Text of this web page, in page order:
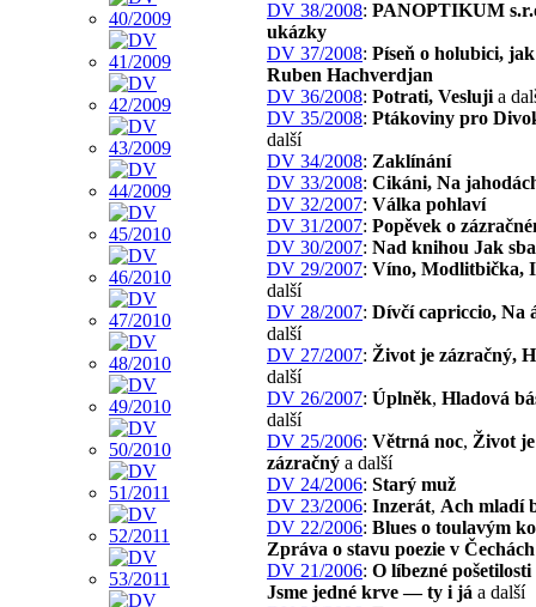
DV 38/2008: PANOPTIKUM
ukázky
DV 37/2008: Píseň o holubici,
Ruben Hachverdjan
DV 36/2008: Potrati, Vesluji a
DV 35/2008: Ptákoviny pro
další
DV 34/2008: Zaklínání
DV 33/2008: Cikáni, Na
DV 32/2007: Válka pohlaví
DV 31/2007: Popěvek o
DV 30/2007: Nad knihou Jak
DV 29/2007: Víno, Modlitbička,
další
DV 28/2007: Dívčí capriccio, Na
další
DV 27/2007: Život je zázračný,
další
DV 26/2007: Úplněk, Hladová
další
DV 25/2006: Větrná noc, Život je
zázračný a další
DV 24/2006: Starý muž
DV 23/2006: Inzerát, Ach mladí
DV 22/2006: Blues o toulavým
Zpráva o stavu poezie v Čechách
DV 21/2006: O líbezné pošetilosti
Jsme jedné krve — ty i já a další